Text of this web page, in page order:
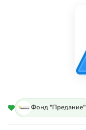
Фонд "Предание"